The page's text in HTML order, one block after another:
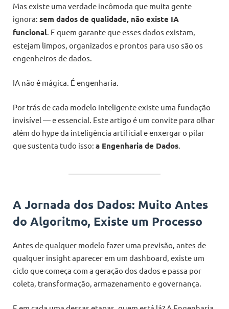
Mas existe uma verdade incômoda que muita gente
ignora: sem dados de qualidade, não existe IA
funcional . E quem garante que esses dados existam,
estejam limpos, organizados e prontos para uso são os
engenheiros de dados.
IA não é mágica. É engenharia.
Por trás de cada modelo inteligente existe uma fundação
invisível — e essencial. Este artigo é um convite para olhar
além do hype da inteligência artificial e enxergar o pilar
que sustenta tudo isso: a Engenharia de Dados
A Jornada dos Dados: Muito Antes
do Algoritmo, Existe um Processo
Antes de qualquer modelo fazer uma previsão, antes de
qualquer insight aparecer em um dashboard, existe um
ciclo que começa com a geração dos dados e passa por
coleta, transformação, armazenamento e governança.